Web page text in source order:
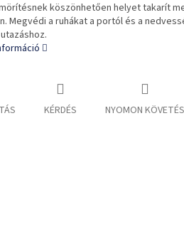
köszönhetően helyet takarít
Megvédi a ruhákat a portól és a
KÉRDÉS NYOMON KÖVETÉS